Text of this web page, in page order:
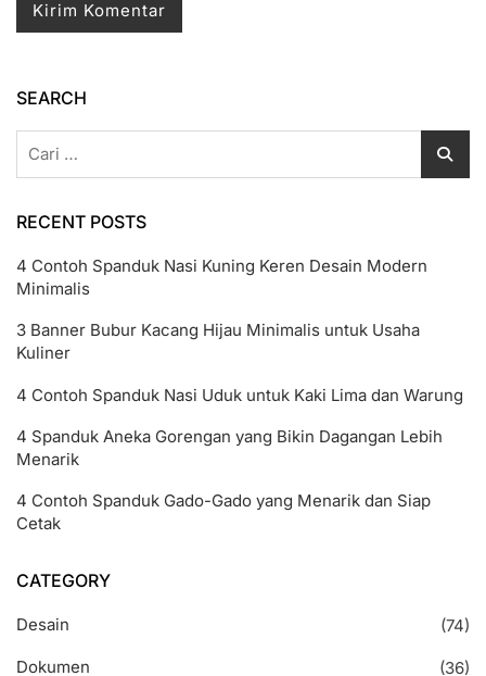
SEARCH
RECENT POSTS
4 Contoh Spanduk Nasi Kuning Keren Desain Modern
Minimalis
3 Banner Bubur Kacang Hijau Minimalis untuk Usaha
Kuliner
4 Contoh Spanduk Nasi Uduk untuk Kaki Lima dan Warung
4 Spanduk Aneka Gorengan yang Bikin Dagangan Lebih
Menarik
4 Contoh Spanduk Gado-Gado yang Menarik dan Siap
Cetak
CATEGORY
Desain
(74)
Dokumen
(36)